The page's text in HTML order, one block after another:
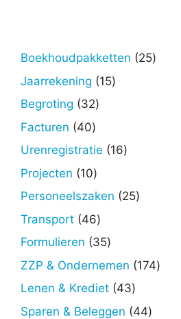
Boekhoudpakketten 2525
Jaarrekening 1515
Begroting 3232
Facturen 4040
producten
Urenregistratie 1616
Projecten 1010
producten
Personeelszaken 2525
Transport 4646
producten
Formulieren 3535
producten
ZZP & Ondernemen 174174
Lenen & Krediet 4343
producten
Sparen & Beleggen 4444